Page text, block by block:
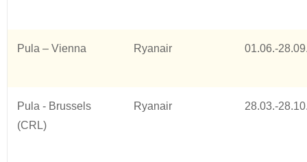
Pula – Vienna Ryanair 01.06.-
Pula - Brussels
(CRL)
Ryanair 28.03.-